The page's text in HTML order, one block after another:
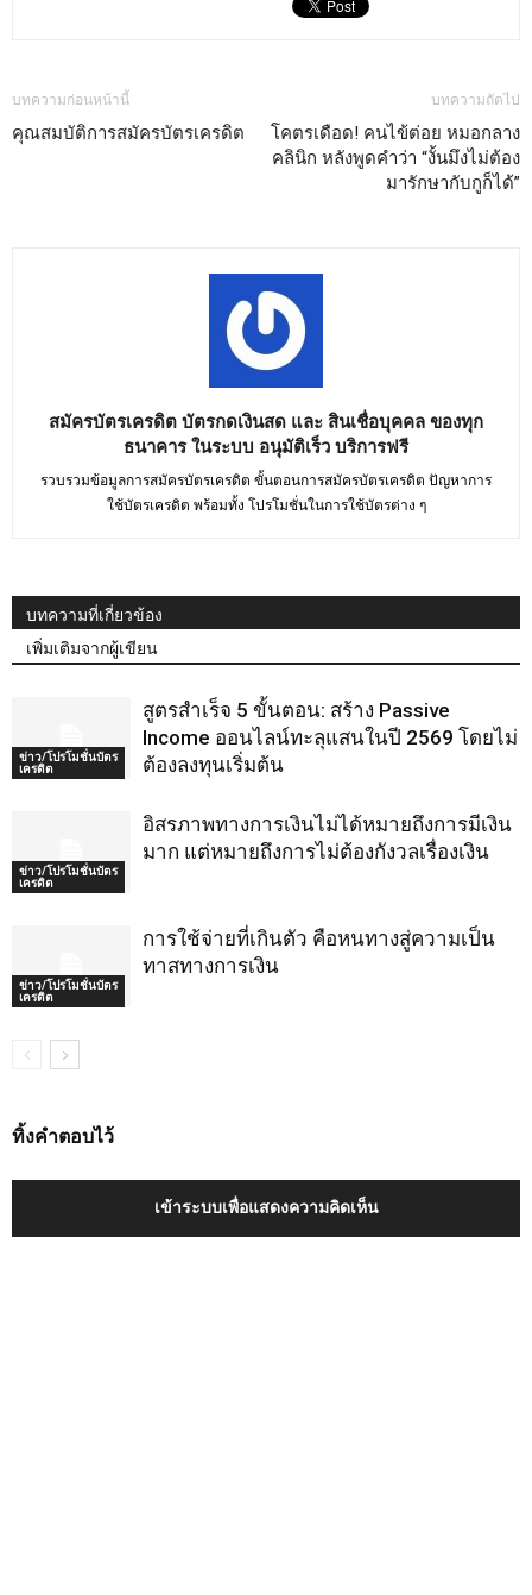
บทความก่อนหน้านี้
คุณสมบัติการสมัครบัตรเครดิต
บทความถัดไป
โคตรเดือด! คนไข้ต่อย หมอกลาง
คลินิก หลังพูดคำว่า “งั้นมึงไม่ต้อง
มารักษากับกูก็ได้”
สมัครบัตรเครดิต บัตรกดเงินสด และ สินเชื่อบุคคล ของทุก
ธนาคาร ในระบบ อนุมัติเร็ว บริการฟรี
รวบรวมข้อมูลการสมัครบัตรเครดิต ขั้นตอนการสมัครบัตรเครดิต ปัญหาการ
ใช้บัตรเครดิต พร้อมทั้ง โปรโมชั่นในการใช้บัตรต่าง ๆ
บทความที่เกี่ยวข้อง
เพิ่มเติมจากผู้เขียน
ข่าว/โปรโมชั่นบัตร
เครดิต
สูตรสำเร็จ 5 ขั้นตอน: สร้าง Passive
Income ออนไลน์ทะลุแสนในปี 2569 โดยไม่
ต้องลงทุนเริ่มต้น
ข่าว/โปรโมชั่นบัตร
เครดิต
อิสรภาพทางการเงินไม่ได้หมายถึงการมีเงิน
มาก แต่หมายถึงการไม่ต้องกังวลเรื่องเงิน
ข่าว/โปรโมชั่นบัตร
เครดิต
การใช้จ่ายที่เกินตัว คือหนทางสู่ความเป็น
ทาสทางการเงิน
ทิ้งคำตอบไว้
เข้าระบบเพื่อแสดงความคิดเห็น